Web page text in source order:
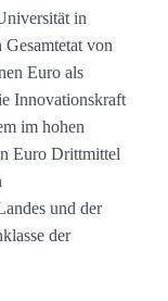
in
von
Euro als
Innovationskraft
im hohen
Euro Drittmittel
und der
der